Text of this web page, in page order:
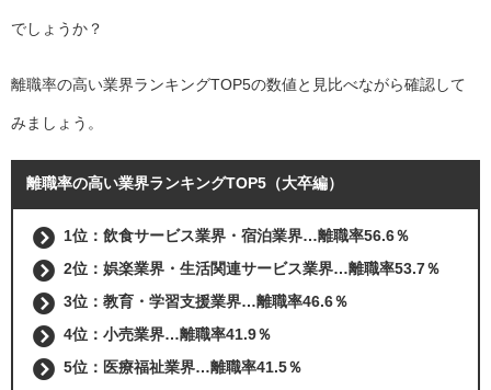
でしょうか？
離職率の高い業界ランキングTOP5の数値と見比べながら確認して
みましょう。
離職率の高い業界ランキングTOP5（大卒編）
1位：飲食サービス業界・宿泊業界…離職率56.6％
2位：娯楽業界・生活関連サービス業界…離職率53.7％
3位：教育・学習支援業界…離職率46.6％
4位：小売業界…離職率41.9％
5位：医療福祉業界…離職率41.5％